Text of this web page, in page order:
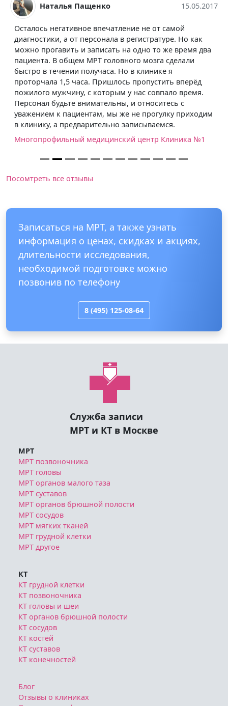
Наталья Пащенко 15.05.2017
Осталось негативное впечатление не от самой
диагностики, а от персонала в регистратуре. Но как
можно прогавить и записать на одно то же время два
пациента. В общем МРТ головного мозга сделали
быстро в течении получаса. Но в клинике я
проторчала 1,5 часа. Пришлось пропустить вперёд
пожилого мужчину, с которым у нас совпало время.
Персонал будьте внимательны, и относитесь с
уважением к пациентам, мы же не прогулку приходим
в клинику, а предварительно записываемся.
Многопрофильный медицинский центр Клиника №1
Посомтреть все отзывы
Записаться на МРТ, а также узнать
информация о ценах, скидках и акциях,
длительности исследования,
необходимой подготовке можно
позвонив по телефону
8 (495) 125-08-64
Служба записи
МРТ и КТ в Москве
МРТ
МРТ позвоночника
МРТ головы
МРТ органов малого таза
МРТ суставов
МРТ органов брюшной полости
МРТ сосудов
МРТ мягких тканей
МРТ грудной клетки
МРТ другое
КТ
КТ грудной клетки
КТ позвоночника
КТ головы и шеи
КТ органов брюшной полости
КТ сосудов
КТ костей
КТ суставов
КТ конечностей
Блог
Отзывы о клиниках